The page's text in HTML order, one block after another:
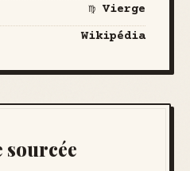
♍ Vierge
Wikipédia